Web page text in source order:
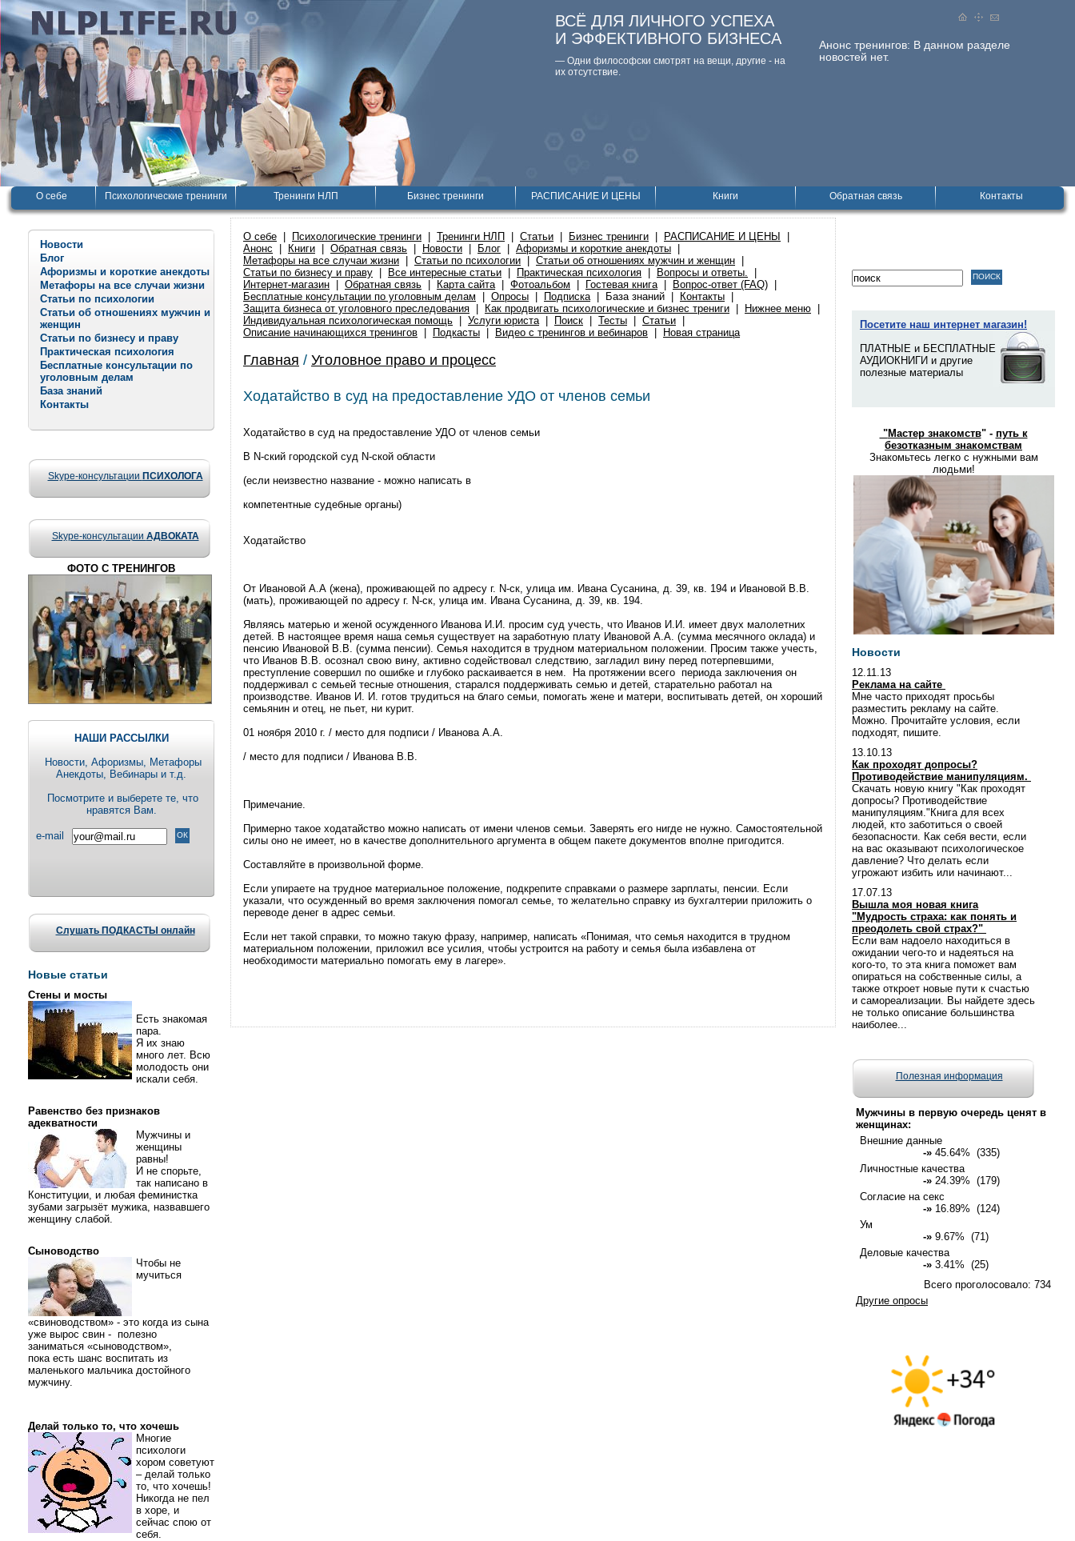
Анонс тренингов: В данном разделе
новостей нет.
ВСЁ ДЛЯ ЛИЧНОГО УСПЕХА
И ЭФФЕКТИВНОГО БИЗНЕСА
— Одни философски смотpят на вещи, дpугие - на
их отсутствие.
О себе Психологические тренинги Тренинги НЛП Бизнес тренинги РАСПИСАНИЕ И ЦЕНЫ Книги Обратная связь Контакты
Новости
Блог
Афоризмы и короткие анекдоты
Метафоры на все случаи жизни
Статьи по психологии
Статьи об отношениях мужчин и
женщин
Статьи по бизнесу и праву
Практическая психология
Бесплатные консультации по
уголовным делам
База знаний
Контакты
Skype-консультации ПСИХОЛОГА
Skype-консультации АДВОКАТА
ФОТО С ТРЕНИНГОВ
НАШИ РАССЫЛКИ
Новости, Aфоризмы, Метафоры
Анекдоты, Вебинары и т.д.
Посмотрите и выберете те, что
нравятся Вам.
e-mail
Слушать ПОДКАСТЫ онлайн
Новые статьи
Стены и мосты
Есть знакомая
пара.
Я их знаю
много лет. Всю
молодость они
искали себя.
Равенство без признаков
адекватности
Мужчины и
женщины
равны!
И не спорьте,
так написано в
Конституции, и любая феминистка
зубами загрызёт мужика, назвавшего
женщину слабой.
Сыноводство
Чтобы не
мучиться
«свиноводством» - это когда из сына
уже вырос свин - полезно
заниматься «сыноводством»,
пока есть шанс воспитать из
маленького мальчика достойного
мужчину.
Делай только то, что хочешь
Многие
психологи
хором советуют
– делай только
то, что хочешь!
Никогда не пел
в хоре, и
сейчас спою от
себя.
О себе Психологические тренинги Тренинги НЛП Статьи Бизнес тренинги РАСПИСАНИЕ И ЦЕНЫ
Анонс
Книги Обратная связь Новости Блог Афоризмы и короткие анекдоты
Метафоры на все случаи жизни
Статьи по психологии Статьи об отношениях мужчин и женщин
Статьи по бизнесу и праву
Все интересные статьи Практическая психология Вопросы и ответы.
Интернет-магазин
Обратная связь Карта сайта| Фотоальбом Гостевая книга| Вопрос-ответ (FAQ)
Бесплатные консультации по уголовным делам
Опросы Подписка| База знаний Контакты
Защита бизнеса от уголовного преследования
Как продвигать психологические и бизнес трениги Нижнее меню
Индивидуальная психологическая помощь
Услуги юриста| Поиск Тесты Статьи
Описание начинающихся тренингов
Подкасты Видео с тренингов и вебинаров Новая страница
Главная / Уголовное право и процесс
Ходатайство в суд на предоставление УДО от членов семьи
Ходатайство в суд на предоставление УДО от членов семьи
В N-ский городской суд N-ской области
(если неизвестно название - можно написать в
компетентные судебные органы)
Ходатайство
От Ивановой А.А (жена), проживающей по адресу г. N-ск, улица им. Ивана Сусанина, д. 39, кв. 194 и Ивановой В.В.
(мать), проживающей по адресу г. N-ск, улица им. Ивана Сусанина, д. 39, кв. 194.
Являясь матерью и женой осужденного Иванова И.И. просим суд учесть, что Иванов И.И. имеет двух малолетних
детей. В настоящее время наша семья существует на заработную плату Ивановой А.А. (сумма месячного оклада) и
пенсию Ивановой В.В. (сумма пенсии). Семья находится в трудном материальном положении. Просим также учесть,
что Иванов В.В. осознал свою вину, активно содействовал следствию, загладил вину перед потерпевшими,
преступление совершил по ошибке и глубоко раскаивается в нем. На протяжении всего периода заключения он
поддерживал с семьей тесные отношения, старался поддерживать семью и детей, старательно работал на
производстве. Иванов И. И. готов трудиться на благо семьи, помогать жене и матери, воспитывать детей, он хороший
семьянин и отец, не пьет, ни курит.
01 ноября 2010 г. / место для подписи / Иванова А.А.
/ место для подписи / Иванова В.В.
Примечание.
Примерно такое ходатайство можно написать от имени членов семьи. Заверять его нигде не нужно. Самостоятельной
силы оно не имеет, но в качестве дополнительного аргумента в общем пакете документов вполне пригодится.
Составляйте в произвольной форме.
Если упираете на трудное материальное положение, подкрепите справками о размере зарплаты, пенсии. Если
указали, что осужденный во время заключения помогал семье, то желательно справку из бухгалтерии приложить о
переводе денег в адрес семьи.
Если нет такой справки, то можно такую фразу, например, написать «Понимая, что семья находится в трудном
материальном положении, приложил все усилия, чтобы устроится на работу и семья была избавлена от
необходимости материально помогать ему в лагере».
Посетите наш интернет магазин!
ПЛАТНЫЕ и БЕСПЛАТНЫЕ
АУДИОКНИГИ и другие
полезные материалы
"Мастер знакомств" - путь к
безотказным знакомствам
Знакомьтесь легко с нужными вам
людьми!
Новости
12.11.13
Реклама на сайте
Мне часто приходят просьбы
разместить рекламу на сайте.
Можно. Прочитайте условия, если
подходят, пишите.
13.10.13
Как проходят допросы?
Противодействие манипуляциям.
Скачать новую книгу "Как проходят
допросы? Противодействие
манипуляциям."Книга для всех
людей, кто заботиться о своей
безопасности. Как себя вести, если
на вас оказывают психологическое
давление? Что делать если
угрожают избить или начинают...
17.07.13
Вышла моя новая книга
"Мудрость страха: как понять и
преодолеть свой страх?"
Если вам надоело находиться в
ожидании чего-то и надеяться на
кого-то, то эта книга поможет вам
опираться на собственные силы, а
также откроет новые пути к счастью
и самореализации. Вы найдете здесь
не только описание большинства
наиболее...
Полезная информация
Мужчины в первую очередь ценят в
женщинах:
Внешние данные
-» 45.64% (335)
Личностные качества
-» 24.39% (179)
Согласие на секс
-» 16.89% (124)
Ум
-» 9.67% (71)
Деловые качества
-» 3.41% (25)
Всего проголосовало: 734
Другие опросы